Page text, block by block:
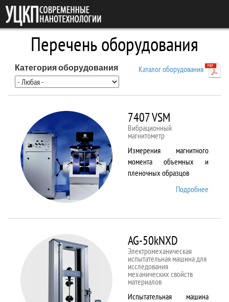
Перейти к основному содержанию
Перечень оборудования
Каталог оборудования
Категория оборудования
7407 VSM
Вибрационный
магнитометр
Измерения магнитного
момента объемных и
пленочных образцов
Подробнее
AG-50kNXD
Электромеханическая
испытательная машина для
исследования
механических свойств
материалов
Испытательная машина